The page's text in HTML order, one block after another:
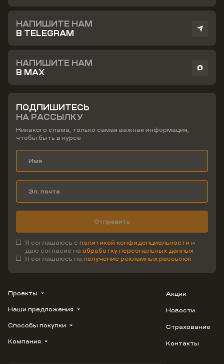
НАПИШИТЕ НАМ
В TELEGRAM
НАПИШИТЕ НАМ
В MAX
ПОДПИШИТЕСЬ
НА РАССЫЛКУ
Никакого спама, только самая важная информация,
чтобы быть в курсе
Отправить
Я соглашаюсь с политикой конфиденциальности и
даю согласие на обработку персональных данных
Я соглашаюсь на получение рекламных рассылок
Проекты
ВЕРН
1799
Наши предложения
Купить квартиру
Студию
Способы покупки
Трейд-ин
Компания
Акции
Новости
Страхование
Контакты